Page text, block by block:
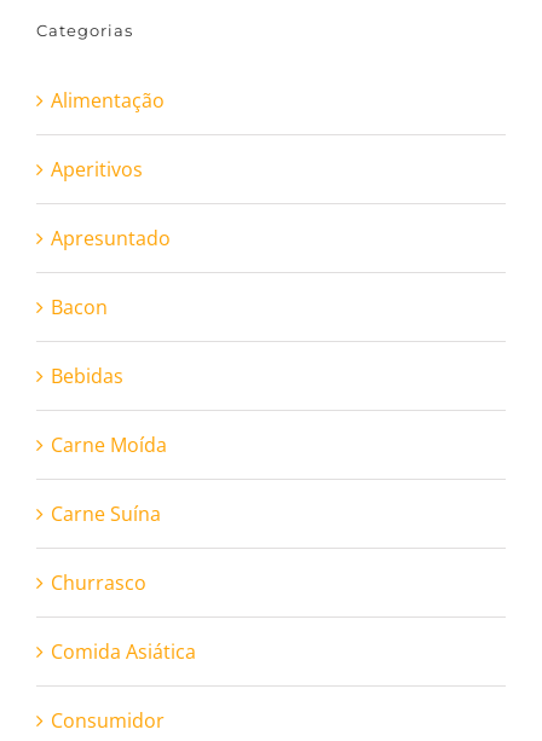
Categorias
Alimentação
Aperitivos
Apresuntado
Bacon
Bebidas
Carne Moída
Carne Suína
Churrasco
Comida Asiática
Consumidor